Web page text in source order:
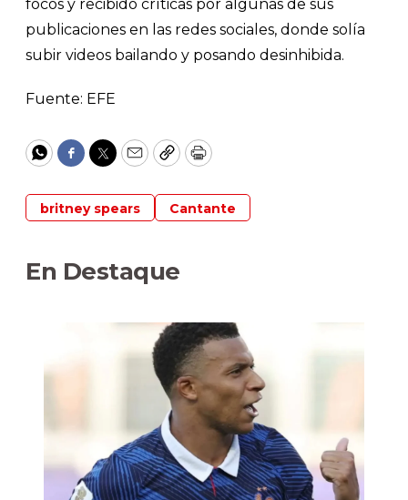
focos y recibido críticas por algunas de sus
publicaciones en las redes sociales, donde solía
subir videos bailando y posando desinhibida.
Fuente: EFE
WhatsApp
Facebook
Twitter
EmailCopyPrint
britney spears Cantante
En Destaque